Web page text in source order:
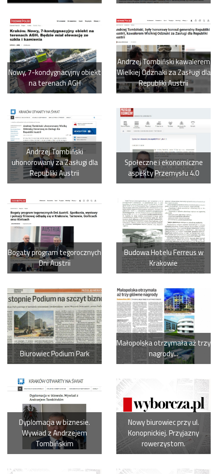
Nowy, 7-kondygnacyjny obiekt
na terenach AGH
Andrzej Tombiński kawalerem
Wielkiej Odznaki za Zasługi dla
Republiki Austrii
Andrzej Tombiński
uhonorowany za Zasługi dla
Republiki Austrii
Społeczne i ekonomiczne
aspekty Przemysłu 4.0
Bogaty program tegorocznych
Dni Austrii
Budowa Hotelu Ferreus w
Krakowie
Biurowiec Podium Park
Małopolska otrzymała aż trzy
nagrody...
Dyplomacja w biznesie.
Wywiad z Andrzejem
Tombińskim
Nowy biurowiec przy ul.
Konopnickiej. Przyjazny
rowerzystom.